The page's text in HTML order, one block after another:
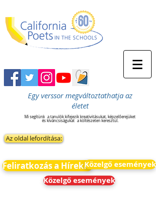
Egy verssor megváltoztathatja az
életet
Mi segítünk a tanulók kifejezik kreativitásukat, képzelőerejüket
és kíváncsiságukat a költészeten keresztül.
Az oldal lefordítása:
Feliratkozás a HírekreKözelgő események
Közelgő események